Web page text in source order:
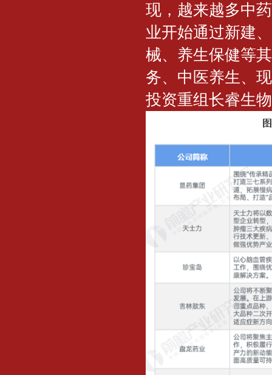
现，越来越多中
业开始通过新建
械、养生保健等
务、中医养生、
投资重组长睿生